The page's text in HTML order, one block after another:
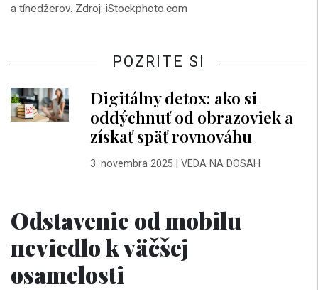
a tínedžerov. Zdroj: iStockphoto.com
POZRITE SI
Digitálny detox: ako si
oddýchnuť od obrazoviek a
získať späť rovnováhu
3. novembra 2025| VEDA NA DOSAH
Odstavenie od mobilu
neviedlo k väčšej
osamelosti